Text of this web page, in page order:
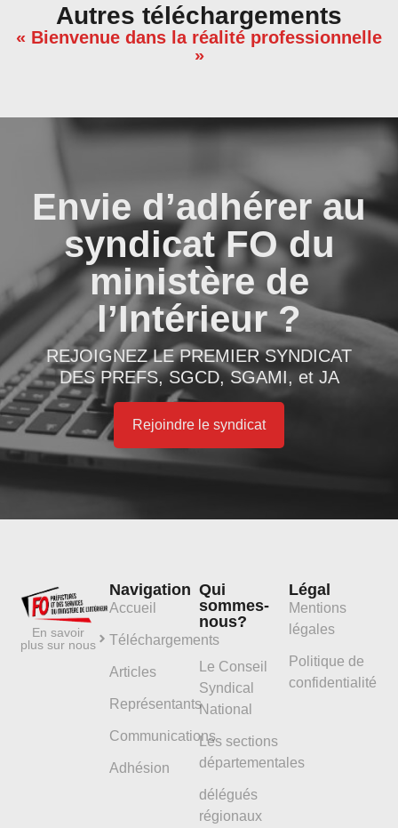
Autres téléchargements
« Bienvenue dans la réalité professionnelle
»
Envie d’adhérer au
syndicat FO du
ministère de
l’Intérieur ?
REJOIGNEZ LE PREMIER SYNDICAT
DES PREFS, SGCD, SGAMI, et JA
Rejoindre le syndicat
En savoir
plus sur nous
Navigation
Accueil
Téléchargements
Articles
Représentants
Communications
Adhésion
Qui
sommes-
nous?
Le Conseil
Syndical
National
Les sections
départementales
délégués
régionaux
Légal
Mentions
légales
Politique de
confidentialité